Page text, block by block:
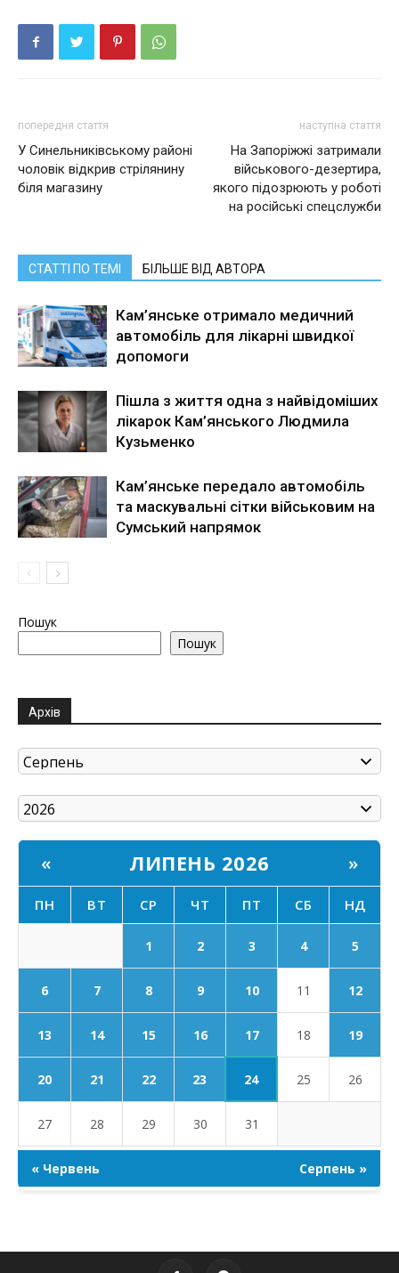
попередня стаття
У Синельниківському районі
чоловік відкрив стрілянину
біля магазину
наступна стаття
На Запоріжжі затримали
військового-дезертира,
якого підозрюють у роботі
на російські спецслужби
СТАТТІ ПО ТЕМІ БІЛЬШЕ ВІД АВТОРА
Кам’янське отримало медичний
автомобіль для лікарні швидкої
допомоги
Пішла з життя одна з найвідоміших
лікарок Кам’янського Людмила
Кузьменко
Кам’янське передало автомобіль
та маскувальні сітки військовим на
Сумський напрямок
Пошук
Пошук
Архів
« ЛИПЕНЬ 2026 »
ПН ВТ СР ЧТ ПТ СБ НД
1 2 3 4 5
6 7 8 9 10 11 12
13 14 15 16 17 18 19
20 21 22 23 24 25 26
27 28 29 30 31
« Червень Серпень »